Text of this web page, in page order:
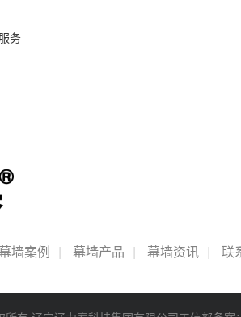
务
墙案例 | 幕墙产品 | 幕墙资讯 | 联